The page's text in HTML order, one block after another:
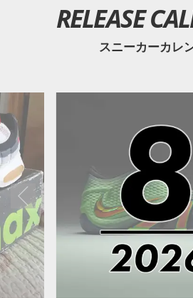
RELEASE
スニーカーカレ